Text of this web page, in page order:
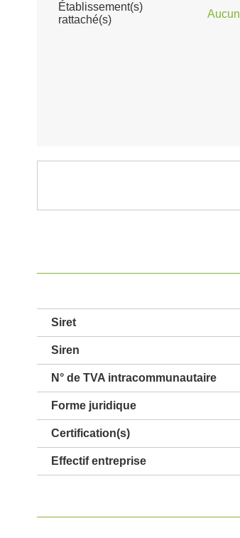
Établissement(s)
rattaché(s)
Aucun
Siret
Siren
N° de TVA intracommunautaire
Forme juridique
Certification(s)
Effectif entreprise